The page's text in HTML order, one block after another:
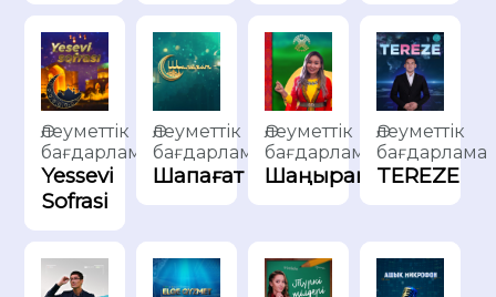
Әлеуметтік
бағдарлама
Yessevi
Sofrasi
Әлеуметтік
бағдарлама
Шапағат
Әлеуметтік
бағдарлама
Шаңырақ
Әлеуметтік
бағдарлама
TEREZE